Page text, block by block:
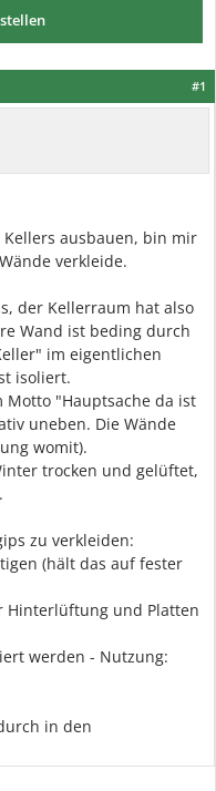
#1
ausbauen, bin mir
verkleide.
der Kellerraum hat also
Wand ist beding durch
im eigentlichen
isoliert.
Motto "Hauptsache da ist
uneben. Die Wände
womit).
trocken und gelüftet,
zu verkleiden:
(hält das auf fester
Hinterlüftung und Platten
werden - Nutzung:
in den